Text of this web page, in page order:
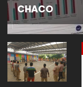
CHACO